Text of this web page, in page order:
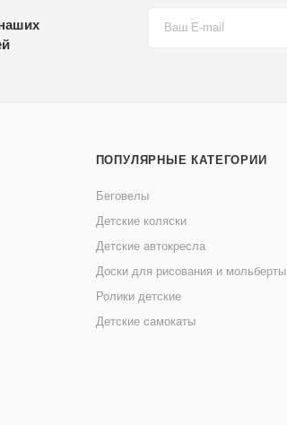
ПОПУЛЯРНЫЕ КАТЕГОРИИ
Беговелы
Детские коляски
Детские автокресла
Доски для рисования и мольберты
Ролики детские
Детские самокаты